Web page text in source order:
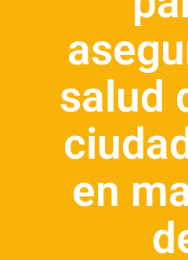
salud
en